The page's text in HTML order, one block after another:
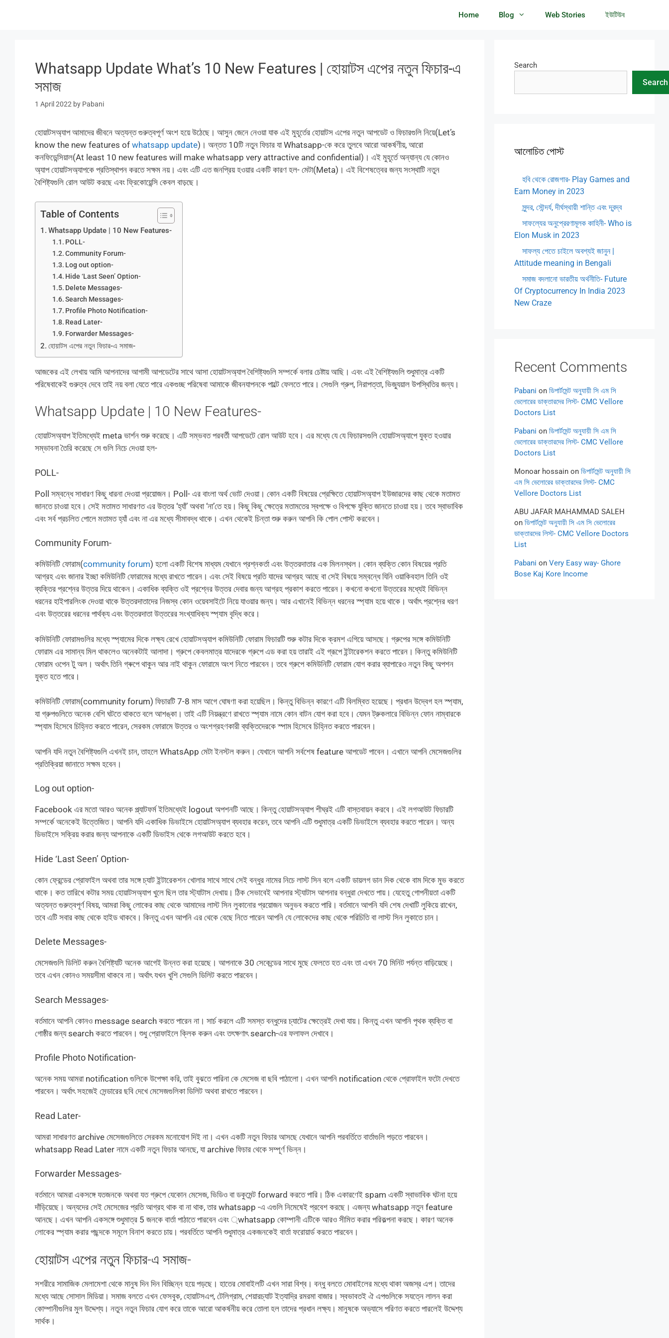
Home Blog Web Stories ইউটিউব
Whatsapp Update What’s 10 New Features | হোয়াটস এপের নতুন ফিচার-এ
সমাজ
1 April 2022 by Pabani
হোয়াটসঅ্যাপ আমাদের জীবনে অত্যন্ত গুরুত্বপূর্ণ অংশ হয়ে উঠেছে। আসুন জেনে নেওয়া যাক এই মুহূর্তের হোয়াটস এপের নতুন আপডেট ও ফিচারগুলি নিয়ে(Let’s
know the new features of whatsapp update)। অন্তত 10টি নতুন ফিচার যা Whatsapp-কে করে তুলবে আরো আকর্ষণীয়, আরো
কনফিডেন্সিয়াল(At least 10 new features will make whatsapp very attractive and confidential)। এই মুহূর্তে অন্যান্য যে কোনও
অ্যাপ হোয়াটসঅ্যাপকে প্রতিস্থাপন করতে সক্ষম নয়। এবং এটি এত জনপ্রিয় হওয়ার একটি কারণ হল- মেটা(Meta)। এই বিশেষত্বের জন্য সংস্থাটি নতুন
বৈশিষ্ট্যগুলি রোল আউট করছে এবং ফ্রিকোয়েন্সি কেবল বাড়ছে।
Table of Contents
Whatsapp Update | 10 New Features-
POLL-
Community Forum-
Log out option-
Hide ‘Last Seen’ Option-
Delete Messages-
Search Messages-
Profile Photo Notification-
Read Later-
Forwarder Messages-
হোয়াটস এপের নতুন ফিচার-এ সমাজ-
আজকের এই লেখায় আমি আপনাদের আগামী আপডেটের সাথে আসা হোয়াটসঅ্যাপ বৈশিষ্ট্যগুলি সম্পর্কে বলার চেষ্টায় আছি। এবং এই বৈশিষ্ট্যগুলি শুধুমাত্র একটি
পরিষেবাকেই গুরুত্ব দেবে তাই নয় বলা যেতে পারে একগুচ্ছ পরিষেবা আমাকে জীবনযাপনকে পাল্টে ফেলতে পারে। সেগুলি গ্রুপ, নিরাপত্তা, ভিজ্যুয়াল উপস্থিতির জন্য।
Whatsapp Update | 10 New Features-
হোয়াটসঅ্যাপ ইতিমধ্যেই meta ভার্শন শুরু করেছে। এটি সম্ভবত পরবর্তী আপডেটে রোল আউট হবে। এর মধ্যে যে যে ফিচারসগুলি হোয়াটসঅ্যাপে যুক্ত হওয়ার
সম্ভাবনা তৈরি করেছে সে গুলি নিচে দেওয়া হল-
POLL-
Poll সম্বন্ধে সাধারণ কিছু ধারনা দেওয়া প্রয়োজন। Poll- এর বাংলা অর্থ ভোট দেওয়া। কোন একটি বিষয়ের প্রেক্ষিতে হোয়াটসঅ্যাপ ইউজারদের কাছ থেকে মতামত
জানতে চাওয়া হবে। সেই মতামত সাধারণত এর উত্তর ‘হ্যাঁ’ অথবা ‘না’তে হয়। কিছু কিছু ক্ষেত্রে মতামতের স্বপক্ষে ও বিপক্ষে যুক্তি জানতে চাওয়া হয়। তবে স্বাভাবিক
এবং সর্ব প্রচলিত পোলে মতামত হ্যাঁ এবং না এর মধ্যে সীমাবদ্ধ থাকে। এখন থেকেই চিন্তা শুরু করুন আপনি কি পোল পোস্ট করবেন।
Community Forum-
কমিউনিটি ফোরাম(community forum) হলো একটি বিশেষ মাধ্যম যেখানে প্রশ্নকর্তা এবং উত্তরদাতার এক মিলনস্থল। কোন ব্যক্তি কোন বিষয়ের প্রতি
আগ্রহ এবং জানার ইচ্ছা কমিউনিটি ফোরামের মধ্যে রাখতে পারেন। এবং সেই বিষয়ে প্রতি যাদের আগ্রহ আছে বা সেই বিষয়ে সম্বন্ধে যিনি ওয়াকিবহাল তিনি ওই
ব্যক্তির প্রশ্নের উত্তর দিয়ে থাকেন। একাধিক ব্যক্তি ওই প্রশ্নের উত্তর দেবার জন্য আগ্রহ প্রকাশ করতে পারেন। কখনো কখনো উত্তরের মধ্যেই বিভিন্ন
ধরনের হাইপারলিংক দেওয়া থাকে উত্তরদাতাদের নিজস্ব কোন ওয়েবসাইটে নিয়ে যাওয়ার জন্য। আর এখানেই বিভিন্ন ধরনের স্প্যাম হয়ে থাকে। অর্থাৎ প্রশ্নের ধরণ
এবং উত্তরের ধরনের পার্থক্য এবং উত্তরদাতা উত্তরের সংখ্যাধিক্য স্প্যাম বৃদ্ধি করে।
কমিউনিটি ফোরামগুলির মধ্যে স্প্যামের দিকে লক্ষ্য রেখে হোয়াটসঅ্যাপ কমিউনিটি ফোরাম ফিচারটি শুরু কটার দিকে ক্রমশ এগিয়ে আসছে। গ্রুপের সঙ্গে কমিউনিটি
ফোরাম এর সামান্য মিল থাকলেও অনেকটাই আলাদা। গ্রুপে কেবলমাত্র যাদেরকে গ্রুপে এড করা হয় তারাই এই গ্রূপে ইন্টারেকশন করতে পারেন। কিন্তু কমিউনিটি
ফোরাম ওপেন টু অল। অর্থাৎ তিনি গ্ৰুপে থাকুন আর নাই থাকুন ফোরামে অংশ নিতে পারবেন। তবে গ্রুপে কমিউনিটি ফোরাম যোগ করার ব্যাপারেও নতুন কিছু অপশন
যুক্ত হতে পারে।
কমিউনিটি ফোরাম(community forum) ফিচারটি 7-8 মাস আগে ঘোষণা করা হয়েছিল। কিন্তু বিভিন্ন কারণে এটি বিলম্বিত হয়েছে। প্রধান উদ্বেগ হল স্প্যাম,
যা গ্রুপগুলিতে অনেক বেশি ঘটতে থাকতে বলে আশঙ্কা। তাই এটি নিয়ন্ত্রণে রাখতে স্প্যাম নামে কোন বাটন যোগ করা হবে। যেমন ট্রুকলারে বিভিন্ন ফোন নাম্বারকে
স্প্যাম হিসেবে চিহ্নিত করতে পারেন, সেরকম ফোরামে উত্তর ও অংশগ্রহণকারী ব্যক্তিদেরকে স্পাম হিসেবে চিহ্নিত করতে পারবেন।
আপনি যদি নতুন বৈশিষ্ট্যগুলি এখনই চান, তাহলে WhatsApp মেটা ইনস্টল করুন। যেখানে আপনি সর্বশেষ feature আপডেট পাবেন। এখানে আপনি মেসেজগুলির
প্রতিক্রিয়া জানাতে সক্ষম হবেন।
Log out option-
Facebook এর মতো আরও অনেক প্ল্যাটফর্ম ইতিমধ্যেই logout অপশনটি আছে। কিন্তু হোয়াটসঅ্যাপ শীঘ্রই এটি বাস্তবায়ন করবে। এই লগআউট ফিচারটি
সম্পর্কে অনেকেই উত্তেজিত। আপনি যদি একাধিক ডিভাইসে হোয়াটসঅ্যাপ ব্যবহার করেন, তবে আপনি এটি শুধুমাত্র একটি ডিভাইসে ব্যবহার করতে পারেন। অন্য
ডিভাইসে সক্রিয় করার জন্য আপনাকে একটি ডিভাইস থেকে লগআউট করতে হবে।
Hide ‘Last Seen’ Option-
কোন ফ্রেন্ডের প্রোফাইল অথবা তার সঙ্গে চ্যাট ইন্টারেকশন খোলার সাথে সাথে সেই বন্ধুর নামের নিচে লাস্ট সিন বলে একটি ডায়লগ ডান দিক থেকে বাম দিকে মুভ করতে
থাকে। কত তারিখে কটার সময় হোয়াটসঅ্যাপ খুলে ছিল তার স্ট্যাটাস দেখায়। ঠিক সেভাবেই আপনার স্ট্যাটাস আপনার বন্ধুরা দেখতে পায়। যেহেতু গোপনীয়তা একটি
অত্যন্ত গুরুত্বপূর্ণ বিষয়, আমরা কিছু লোকের কাছ থেকে আমাদের লাস্ট সিন লুকানোর প্রয়োজন অনুভব করতে পারি। বর্তমানে আপনি যদি শেষ দেখাটি লুকিয়ে রাখেন,
তবে এটি সবার কাছ থেকে হাইড থাকবে। কিন্তু এখন আপনি এর থেকে বেছে নিতে পারেন আপনি যে লোকেদের কাছ থেকে পরিচিতি বা লাস্ট সিন লুকাতে চান।
Delete Messages-
মেসেজগুলি ডিলিট করুন বৈশিষ্ট্যটি অনেক আগেই উন্নত করা হয়েছে। আপনাকে 30 সেকেন্ডের সাথে মুছে ফেলতে হত এবং তা এখন 70 মিনিট পর্যন্ত বাড়িয়েছে।
তবে এখন কোনও সময়সীমা থাকবে না। অর্থাৎ যখন খুশি সেগুলি ডিলিট করতে পারবেন।
Search Messages-
বর্তমানে আপনি কোনও message search করতে পারেন না। সার্চ করলে এটি সমস্ত বন্ধুদের চ্যাটের ক্ষেত্রেই দেখা যায়। কিন্তু এখন আপনি পৃথক ব্যক্তি বা
গোষ্ঠীর জন্য search করতে পারবেন। শুধু প্রোফাইলে ক্লিক করুন এবং তৎক্ষণাৎ search-এর ফলাফল দেখাবে।
Profile Photo Notification-
অনেক সময় আমরা notification গুলিকে উপেক্ষা করি, তাই বুঝতে পারিনা কে মেসেজ বা ছবি পাঠালো। এখন আপনি notification থেকে প্রোফাইল ফটো দেখতে
পারবেন। অর্থাৎ সহজেই সেন্ডারের ছবি দেখে মেসেজগুলিকা ডিলিট অথবা রাখতে পারবেন।
Read Later-
আমরা সাধারণত archive মেসেজগুলিতে সেরকম মনোযোগ দিই না। এখন একটি নতুন ফিচার আসছে যেখানে আপনি পরবর্তিতে বার্তাগুলি পড়তে পারবেন।
whatsapp Read Later নামে একটি নতুন ফিচার আনছে, যা archive ফিচার থেকে সম্পূর্ণ ভিন্ন।
Forwarder Messages-
বর্তমানে আমরা একসঙ্গে যতজনকে অথবা যত গ্রুপে যেকোন মেসেজ, ভিডিও বা ডকুমেন্ট forward করতে পারি। ঠিক একারণেই spam একটি স্বাভাবিক ঘটনা হয়ে
দাঁড়িয়েছে। অন্যদের সেই মেসেজের প্রতি আগ্রহ থাক বা না থাক, তার whatsapp -এ এগুলি নিমেষেই প্রবেশ করছে। এজন্য whatsapp নতুন feature
আনছে। এখন আপনি একসঙ্গে শুধুমাত্র 5 জনকে বার্তা পাঠাতে পারবেন এবং ্whatsapp কোম্পানী এটিকে আরও সীমিত করার পরিকল্পনা করছে। কারণ অনেক
লোকের স্প্যাম করার পছন্দকে সমূলে বিনাশ করতে চায়। পরবর্তিতে আপনি শুধুমাত্র একজনকেই বার্তা ফরোয়ার্ড করতে পারবেন।
হোয়াটস এপের নতুন ফিচার-এ সমাজ-
সশরীরে সামাজিক মেলামেশা থেকে মানুষ দিন দিন বিচ্ছিন্ন হয়ে পড়ছে। হাতের মোবাইলটি এখন সারা বিশ্ব। বন্ধু বলতে মোবাইলের মধ্যে থাকা অজস্র এপ। তাদের
মধ্যে আছে সোসাল মিডিয়া। সমাজ বলতে এখন ফেসবুক, হোয়াটসএপ, টেলিগ্রাম, শেয়ারচ্যাট ইত্যাদি্র রমরমা বাজার। স্বভাবতই ঐ এপগুলিকে সযত্নে লালন করা
কোম্পানীগুলির মুল উদ্দেশ্য। নতুন নতুন ফিচার যোগ করে তাকে আরো আকর্ষনীয় করে তোলা হল তাদের প্রধান লক্ষ্য। মানুষকে অভ্যাসে পরিণত করতে পারলেই উদ্দেশ্য
সার্থক।
Search
Search
আলোচিত পোস্ট
হবি থেকে রোজগার- Play Games and
Earn Money in 2023
সুন্দর, সৌন্দর্য, দীর্ঘস্থায়ী শান্তি এবং দ্বন্দ্ব
সাফল্যের অনুপ্রেরণামূলক কাহিনী- Who is
Elon Musk in 2023
সাফল্য পেতে চাইলে অবশ্যই জানুন |
Attitude meaning in Bengali
সমাজ বদলানো ভারতীয় অর্থনীতি- Future
Of Cryptocurrency In India 2023
New Craze
Recent Comments
Pabani onডিপার্টমেন্ট অনুযায়ী সি এম সি
ভেলোরের ডাক্তারদের লিস্ট- CMC Vellore
Doctors List
Pabani onডিপার্টমেন্ট অনুযায়ী সি এম সি
ভেলোরের ডাক্তারদের লিস্ট- CMC Vellore
Doctors List
Monoar hossain onডিপার্টমেন্ট অনুযায়ী সি
এম সি ভেলোরের ডাক্তারদের লিস্ট- CMC
Vellore Doctors List
ABU JAFAR MAHAMMAD SALEH
onডিপার্টমেন্ট অনুযায়ী সি এম সি ভেলোরের
ডাক্তারদের লিস্ট- CMC Vellore Doctors
List
Pabani onVery Easy way- Ghore
Bose Kaj Kore Income